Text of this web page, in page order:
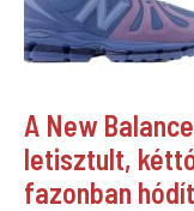
A New
letisztult,
fazonban hódít